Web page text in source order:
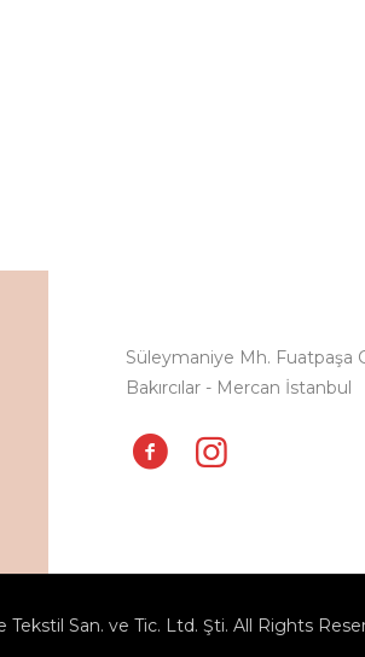
Süleymaniye Mh. Fuatpaşa
Bakırcılar - Mercan İstanbul
San. ve Tic. Ltd. Şti. All Rights